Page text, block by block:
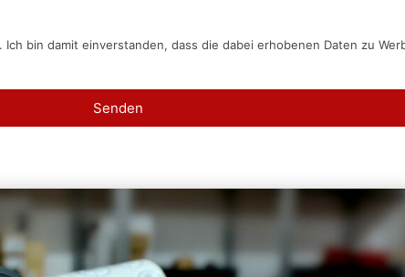
bin damit einverstanden, dass die dabei erhobenen Daten zu
Senden